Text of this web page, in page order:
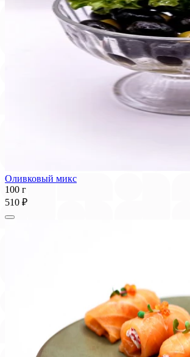
Оливковый микс
100 г
510 ₽